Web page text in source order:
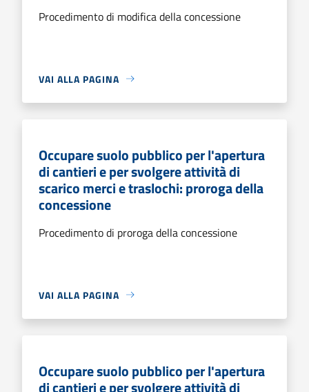
Procedimento di modifica della concessione
VAI ALLA PAGINA
Occupare suolo pubblico per l'apertura
di cantieri e per svolgere attività di
scarico merci e traslochi: proroga della
concessione
Procedimento di proroga della concessione
VAI ALLA PAGINA
Occupare suolo pubblico per l'apertura
di cantieri e per svolgere attività di